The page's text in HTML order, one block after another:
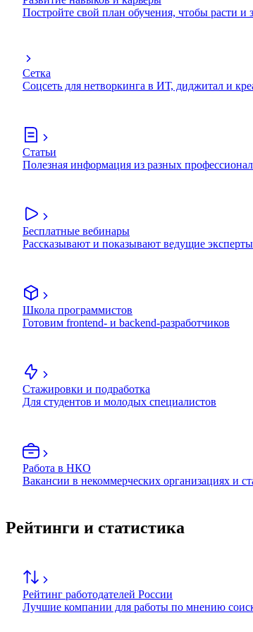
Постройте свой план обучения, чтобы расти и
Сетка
Соцсеть для нетворкинга в ИТ, диджитал и
Статьи
Полезная информация из разных
Бесплатные вебинары
Рассказывают и показывают ведущие
Школа программистов
Готовим frontend- и backend-разработчиков
Стажировки и подработка
Для студентов и молодых специалистов
Работа в НКО
Вакансии в некоммерческих организациях и
Рейтинги и статистика
Рейтинг работодателей России
Лучшие компании для работы по мнению